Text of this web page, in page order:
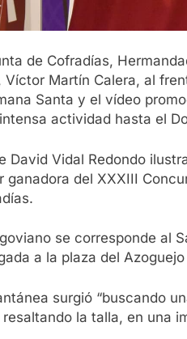
de Cofradías,
Martín Calera, al
Santa y el vídeo
actividad hasta el
David Vidal Redondo
ganadora del XXXIII
se corresponde al
a la plaza del
surgió “buscando
la talla, en una